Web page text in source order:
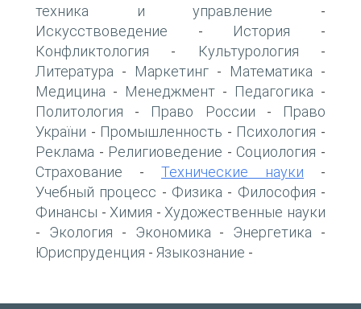
техника и управление -
Искусствоведение - История -
Конфликтология - Культурология -
Литература - Маркетинг - Математика -
Медицина - Менеджмент - Педагогика -
Политология - Право России -
Право
України - Промышленность - Психология -
Реклама - Религиоведение - Социология -
Страхование - Технические науки -
Учебный процесс - Физика - Философия -
Финансы - Химия - Художественные науки
- Экология - Экономика - Энергетика -
Юриспруденция - Языкознание -